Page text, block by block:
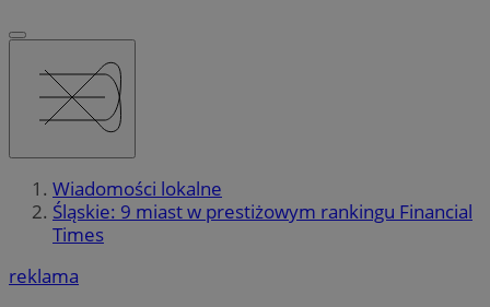
Wiadomości lokalne
Śląskie: 9 miast w prestiżowym rankingu Financial
Times
reklama